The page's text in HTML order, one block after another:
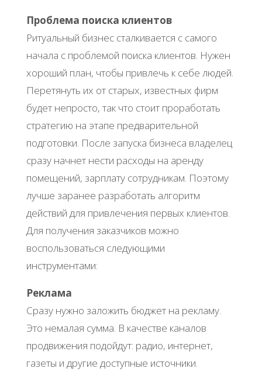
Проблема поиска клиентов
Ритуальный бизнес сталкивается с самого
начала с проблемой поиска клиентов. Нужен
хороший план, чтобы привлечь к себе людей.
Перетянуть их от старых, известных фирм
будет непросто, так что стоит проработать
стратегию на этапе предварительной
подготовки. После запуска бизнеса владелец
сразу начнет нести расходы на аренду
помещений, зарплату сотрудникам. Поэтому
лучше заранее разработать алгоритм
действий для привлечения первых клиентов.
Для получения заказчиков можно
воспользоваться следующими
инструментами:
Реклама
Сразу нужно заложить бюджет на рекламу.
Это немалая сумма. В качестве каналов
продвижения подойдут: радио, интернет,
газеты и другие доступные источники.